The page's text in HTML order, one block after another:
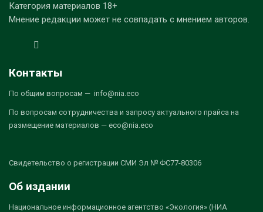
Категория материалов 18+
Мнение редакции может не совпадать с мнением авторов.
Контакты
По общим вопросам — info@nia.eco
По вопросам сотрудничества и запросу актуального прайса на
размещение материалов — eco@nia.eco
Свидетельство о регистрации СМИ Эл № ФС77-80306
Об издании
Национальное информационное агентство «Экология» (НИА